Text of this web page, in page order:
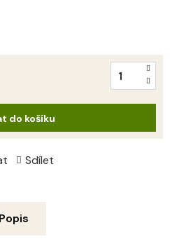
Sdílet
do košíku
Popis